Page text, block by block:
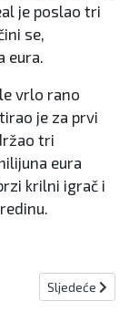
je poslao tri
se,
eura.
vrlo rano
je za prvi
tri
eura
krilni igrač i
u Kiseljaku i Kreševu
Sljedeći
Sljedeće